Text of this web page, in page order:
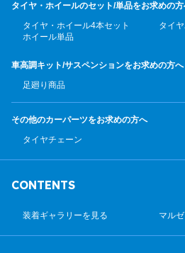
タイヤ・ホイールのセット/単品をお求めの
タイヤ・ホイール4本セット
タイ
ホイール単品
車高調キット/サスペンションをお求めの方へ
足廻り商品
その他のカーパーツをお求めの方へ
タイヤチェーン
CONTENTS
装着ギャラリーを見る マル